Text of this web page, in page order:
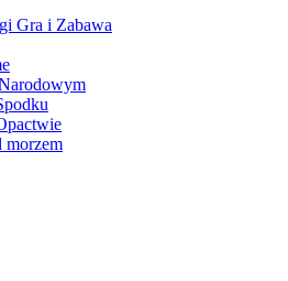
Gra i Zabawa
morzem